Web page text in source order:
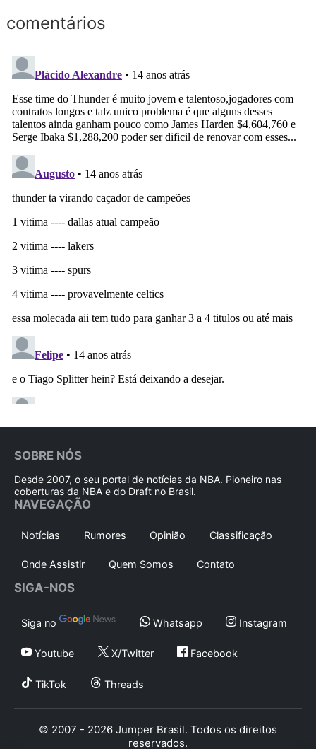
comentários
SOBRE NÓS
Desde 2007, o seu portal de notícias da NBA. Pioneiro nas
coberturas da NBA e do Draft no Brasil.
NAVEGAÇÃO
Notícias Rumores Opinião Classificação
Onde Assistir Quem Somos Contato
SIGA-NOS
Siga no Whatsapp Instagram
Youtube X/Twitter Facebook
TikTok Threads
© 2007 - 2026 Jumper Brasil. Todos os direitos
reservados.